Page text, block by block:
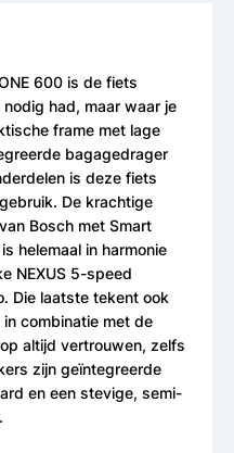
600 is de fiets
had, maar waar je
frame met lage
bagagedrager
is deze fiets
De krachtige
Bosch met Smart
helemaal in harmonie
NEXUS 5-speed
Die laatste tekent ook
combinatie met de
altijd vertrouwen, zelfs
zijn geïntegreerde
en een stevige, semi-